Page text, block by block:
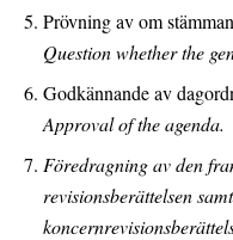
Prövning av om
Question whether the
Godkännande av
Approval of the agenda.
Föredragning av den
revisionsberättelsen